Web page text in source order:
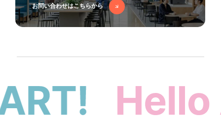
お問い合わせはこちらから